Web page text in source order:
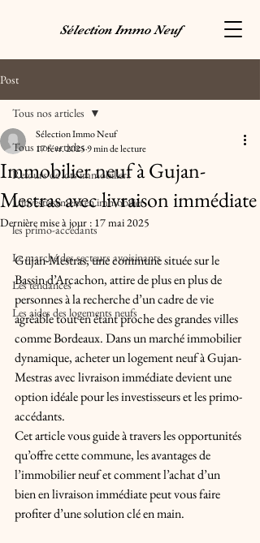
Sélection Immo Neuf
Post
Tous nos articles
Retours de lots immobiliers
L'investissement en immobilier
les primo-accédants
Le marché des secteurs avoisinants
Les tendances
Les aides des logements neufs
Tous nos articles
Immobilier neuf à Gujan-
Mestras avec livraison immédiate
Sélection Immo Neuf
17 févr. 20259 min de lecture
Dernière mise à jour : 17 mai 2025
Gujan-Mestras, une commune située sur le
Bassin d’Arcachon, attire de plus en plus de
personnes à la recherche d’un cadre de vie
agréable tout en étant proche des grandes villes
comme Bordeaux. Dans un marché immobilier
dynamique, acheter un logement neuf à Gujan-
Mestras avec livraison immédiate devient une
option idéale pour les investisseurs et les primo-
accédants.
Cet article vous guide à travers les opportunités
qu’offre cette commune, les avantages de
l’immobilier neuf et comment l’achat d’un
bien en livraison immédiate peut vous faire
profiter d’une solution clé en main.